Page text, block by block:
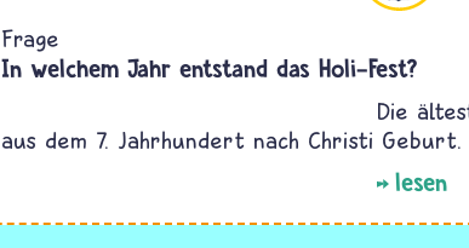
Frage
In welchem Jahr entstand das Holi-Fest?
Die
aus dem 7. Jahrhundert nach Christi Geburt.
lesen